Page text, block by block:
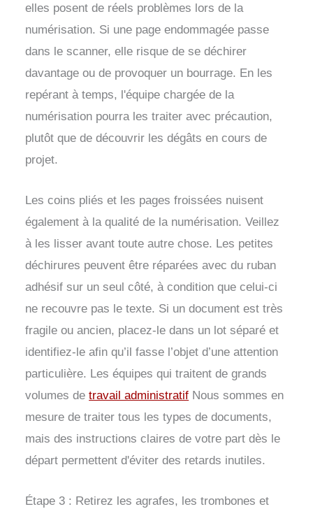
elles posent de réels problèmes lors de la
numérisation. Si une page endommagée passe
dans le scanner, elle risque de se déchirer
davantage ou de provoquer un bourrage. En les
repérant à temps, l'équipe chargée de la
numérisation pourra les traiter avec précaution,
plutôt que de découvrir les dégâts en cours de
projet.
Les coins pliés et les pages froissées nuisent
également à la qualité de la numérisation. Veillez
à les lisser avant toute autre chose. Les petites
déchirures peuvent être réparées avec du ruban
adhésif sur un seul côté, à condition que celui-ci
ne recouvre pas le texte. Si un document est très
fragile ou ancien, placez-le dans un lot séparé et
identifiez-le afin qu’il fasse l’objet d’une attention
particulière. Les équipes qui traitent de grands
volumes detravail administratif Nous sommes en
mesure de traiter tous les types de documents,
mais des instructions claires de votre part dès le
départ permettent d'éviter des retards inutiles.
Étape 3 : Retirez les agrafes, les trombones et